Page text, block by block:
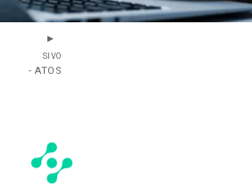
SIVO
- ATOS